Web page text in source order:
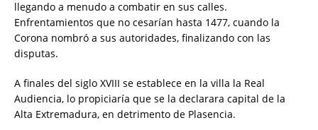
llegando a menudo a combatir en sus calles.
Enfrentamientos que no cesarían hasta 1477, cuando la
Corona nombró a sus autoridades, finalizando con las
disputas.
A finales del siglo XVIII se establece en la villa la Real
Audiencia, lo propiciaría que se la declarara capital de la
Alta Extremadura, en detrimento de Plasencia.